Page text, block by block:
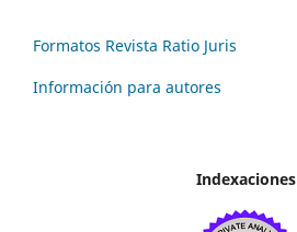
Formatos Revista Ratio Juris
Información para autores
Indexaciones